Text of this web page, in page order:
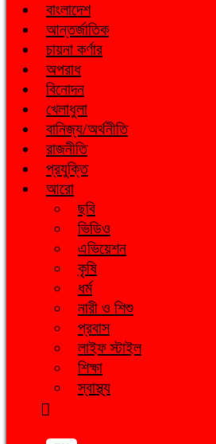
বাংলাদেশ
আন্তর্জাতিক
চায়না কর্ণার
অপরাধ
বিনোদন
খেলাধুলা
বানিজ্য/অর্থনীতি
রাজনীতি
প্রযুক্তি
আরো
ছবি
ভিডিও
এভিয়েশন
কৃষি
ধর্ম
নারী ও শিশু
প্রবাস
লাইফ স্টাইল
শিক্ষা
স্বাস্থ্য